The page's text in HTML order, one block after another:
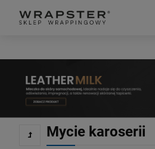
Mycie karoserii